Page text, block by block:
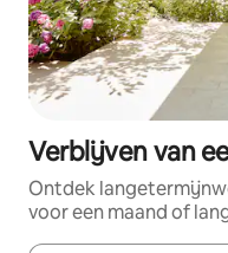
Verblijven van
Ontdek
voor een maand of